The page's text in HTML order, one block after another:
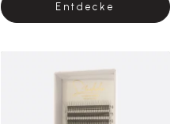
Entdecke